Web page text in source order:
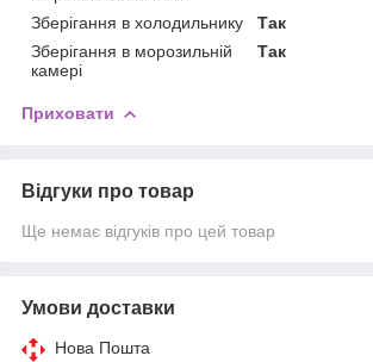
Зберігання в холодильнику
Так
Зберігання в морозильній
камері
Так
Приховати
Відгуки про товар
Ще немає відгуків про цей товар
Умови доставки
Нова Пошта